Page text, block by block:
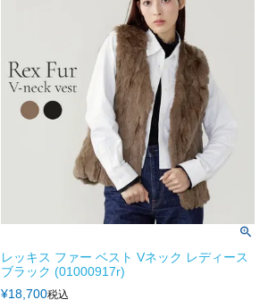
レッキス ファー ベスト Vネック レディース
ブラック (01000917r)
¥18,700税込